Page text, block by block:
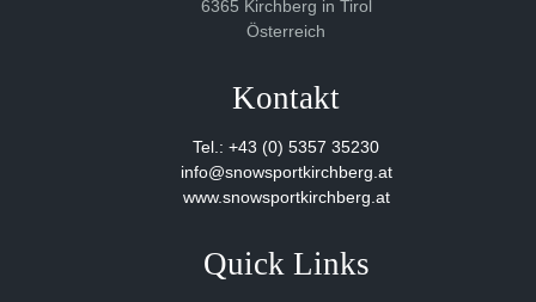
6365 Kirchberg in Tirol
Österreich
Kontakt
Tel.: +43 (0) 5357 35230
info@snowsportkirchberg.at
www.snowsportkirchberg.at
Quick Links